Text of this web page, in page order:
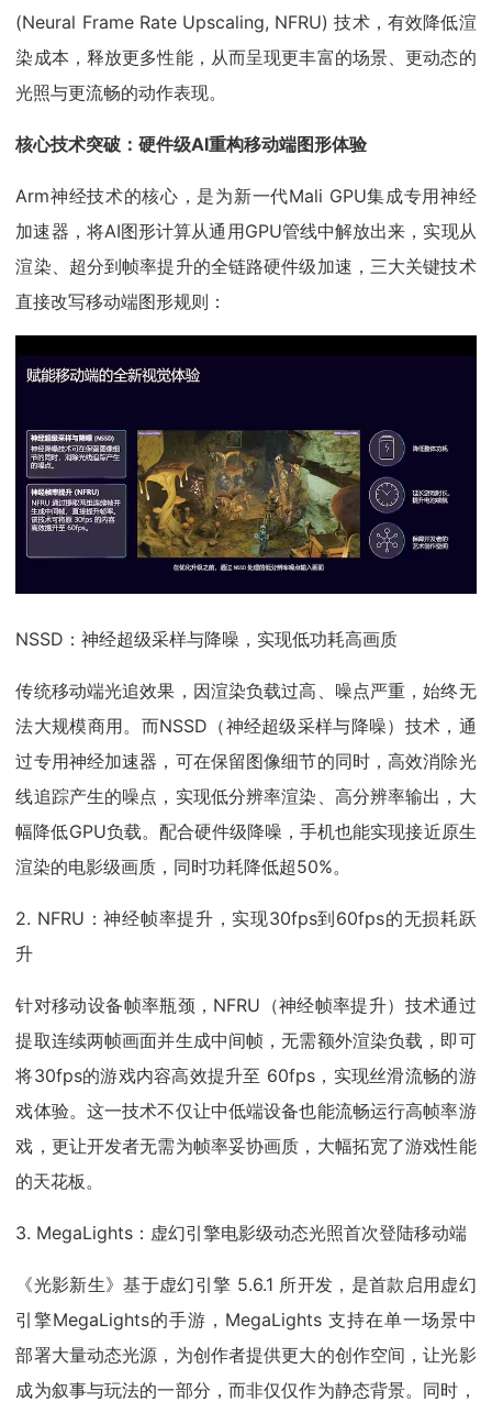
(Neural Frame Rate Upscaling, NFRU) 技术，有效降低渲
染成本，释放更多性能，从而呈现更丰富的场景、更动态的
光照与更流畅的动作表现。
核心技术突破：硬件级AI重构移动端图形体验
Arm神经技术的核心，是为新一代Mali GPU集成专用神经
加速器，将AI图形计算从通用GPU管线中解放出来，实现从
渲染、超分到帧率提升的全链路硬件级加速，三大关键技术
直接改写移动端图形规则：
NSSD：神经超级采样与降噪，实现低功耗高画质
传统移动端光追效果，因渲染负载过高、噪点严重，始终无
法大规模商用。而NSSD（神经超级采样与降噪）技术，通
过专用神经加速器，可在保留图像细节的同时，高效消除光
线追踪产生的噪点，实现低分辨率渲染、高分辨率输出，大
幅降低GPU负载。配合硬件级降噪，手机也能实现接近原生
渲染的电影级画质，同时功耗降低超50%。
2. NFRU：神经帧率提升，实现30fps到60fps的无损耗跃
升
针对移动设备帧率瓶颈，NFRU（神经帧率提升）技术通过
提取连续两帧画面并生成中间帧，无需额外渲染负载，即可
将30fps的游戏内容高效提升至 60fps，实现丝滑流畅的游
戏体验。这一技术不仅让中低端设备也能流畅运行高帧率游
戏，更让开发者无需为帧率妥协画质，大幅拓宽了游戏性能
的天花板。
3. MegaLights：虚幻引擎电影级动态光照首次登陆移动端
《光影新生》基于虚幻引擎 5.6.1 所开发，是首款启用虚幻
引擎MegaLights的手游，MegaLights 支持在单一场景中
部署大量动态光源，为创作者提供更大的创作空间，让光影
成为叙事与玩法的一部分，而非仅仅作为静态背景。同时，